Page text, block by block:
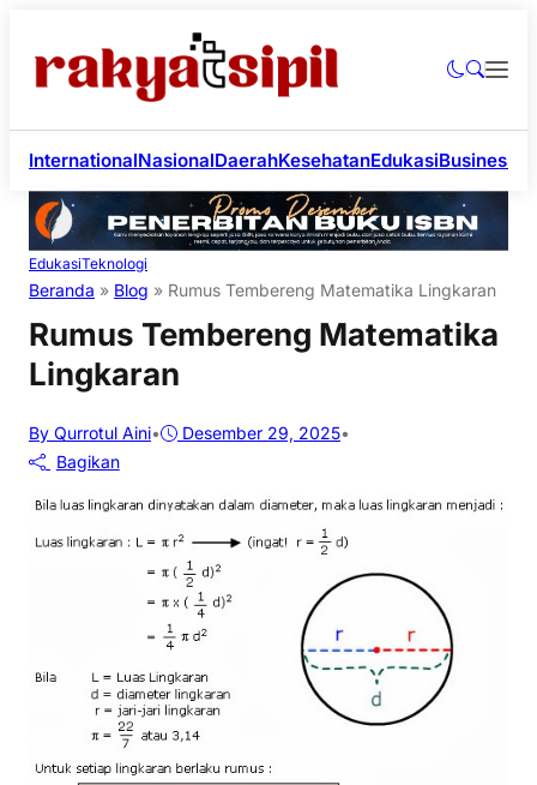
InternationalNasionalDaerahKesehatanEdukasiBusiness
EdukasiTeknologi
Beranda » Blog » Rumus Tembereng Matematika Lingkaran
Rumus Tembereng Matematika
Lingkaran
By Qurrotul Aini• Desember 29, 2025•
Bagikan